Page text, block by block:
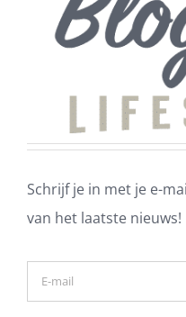
Schrijf je in met je e-
van het laatste nieuws!